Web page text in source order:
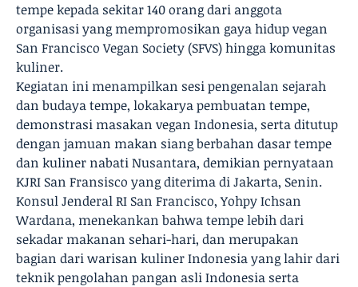
tempe kepada sekitar 140 orang dari anggota
organisasi yang mempromosikan gaya hidup vegan
San Francisco Vegan Society (SFVS) hingga komunitas
kuliner.
Kegiatan ini menampilkan sesi pengenalan sejarah
dan budaya tempe, lokakarya pembuatan tempe,
demonstrasi masakan vegan Indonesia, serta ditutup
dengan jamuan makan siang berbahan dasar tempe
dan kuliner nabati Nusantara, demikian pernyataan
KJRI San Fransisco yang diterima di Jakarta, Senin.
Konsul Jenderal RI San Francisco, Yohpy Ichsan
Wardana, menekankan bahwa tempe lebih dari
sekadar makanan sehari-hari, dan merupakan
bagian dari warisan kuliner Indonesia yang lahir dari
teknik pengolahan pangan asli Indonesia serta